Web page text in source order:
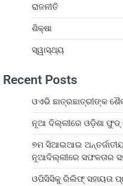
ରାଜନୀତି
ଶିକ୍ଷା
ସ୍ୱାସ୍ଥ୍ୟ
Recent Posts
ଓଏଭି ଛାତ୍ରଛାତ୍ରୀଙ୍କ
ନୂଆ ଦିଲ୍ଲୀରେ ଓଡ଼ିଶା ଫୁଡ୍
୭ମ ସିଆଇଆଇ
ନୂଆଦିଲ୍ଲୀରେ ସଫଳତାର
ଓପିସିସିକୁ ରିଲିଫ୍ ସହାୟତା